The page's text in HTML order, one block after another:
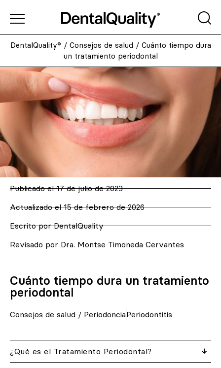
DentalQuality® / Consejos de salud / Cuánto tiempo dura
un tratamiento periodontal
Publicado el 17 de julio de 2023
Actualizado el 15 de febrero de 2026
Escrito por DentalQuality
Revisado por Dra. Montse Timoneda Cervantes
Cuánto tiempo dura un tratamiento
periodontal
Consejos de salud / PeriodonciaPeriodontitis
¿Qué es el Tratamiento Periodontal?